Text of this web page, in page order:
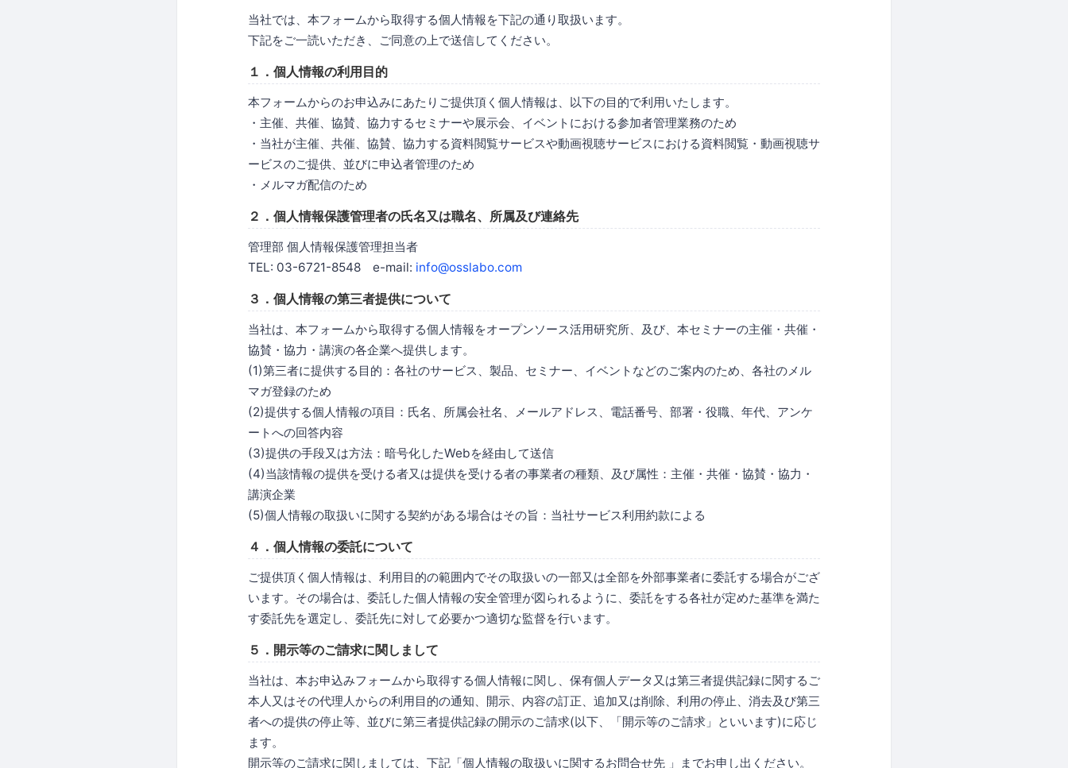
当社では、本フォームから取得する個人情報を下記の通り取扱います。
下記をご一読いただき、ご同意の上で送信してください。
１．個人情報の利用目的
本フォームからのお申込みにあたりご提供頂く個人情報は、以下の目的で利用いたします。
・主催、共催、協賛、協力するセミナーや展示会、イベントにおける参加者管理業務のため
・当社が主催、共催、協賛、協力する資料閲覧サービスや動画視聴サービスにおける資料閲覧・動画視聴サ
ービスのご提供、並びに申込者管理のため
・メルマガ配信のため
２．個人情報保護管理者の氏名又は職名、所属及び連絡先
管理部 個人情報保護管理担当者
TEL: 03-6721-8548 e-mail: info@osslabo.com
３．個人情報の第三者提供について
当社は、本フォームから取得する個人情報をオープンソース活用研究所、及び、本セミナーの主催・共催・
協賛・協力・講演の各企業へ提供します。
(1)第三者に提供する目的：各社のサービス、製品、セミナー、イベントなどのご案内のため、各社のメル
マガ登録のため
(2)提供する個人情報の項目：氏名、所属会社名、メールアドレス、電話番号、部署・役職、年代、アンケ
ートへの回答内容
(3)提供の手段又は方法：暗号化したWebを経由して送信
(4)当該情報の提供を受ける者又は提供を受ける者の事業者の種類、及び属性：主催・共催・協賛・協力・
講演企業
(5)個人情報の取扱いに関する契約がある場合はその旨：当社サービス利用約款による
４．個人情報の委託について
ご提供頂く個人情報は、利用目的の範囲内でその取扱いの一部又は全部を外部事業者に委託する場合がござ
います。その場合は、委託した個人情報の安全管理が図られるように、委託をする各社が定めた基準を満た
す委託先を選定し、委託先に対して必要かつ適切な監督を行います。
５．開示等のご請求に関しまして
当社は、本お申込みフォームから取得する個人情報に関し、保有個人データ又は第三者提供記録に関するご
本人又はその代理人からの利用目的の通知、開示、内容の訂正、追加又は削除、利用の停止、消去及び第三
者への提供の停止等、並びに第三者提供記録の開示のご請求(以下、「開示等のご請求」といいます)に応じ
ます。
開示等のご請求に関しましては、下記「個人情報の取扱いに関するお問合せ先 」までお申し出ください。